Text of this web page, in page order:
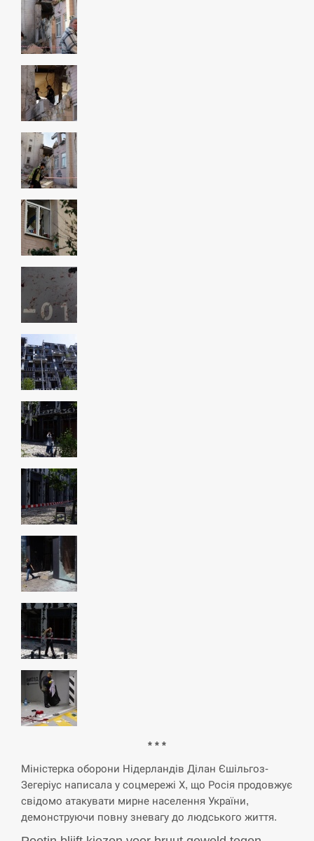
СЕРПЕНЬ
11:23
Россияне ударили “Бардеролями” по Харькову,
есть пострадавшие
* * *
Міністерка оборони Нідерландів Ділан Єшільгоз-
Зегеріус написала у соцмережі Х, що Росія продовжує
свідомо атакувати мирне населення України,
демонструючи повну зневагу до людського життя.